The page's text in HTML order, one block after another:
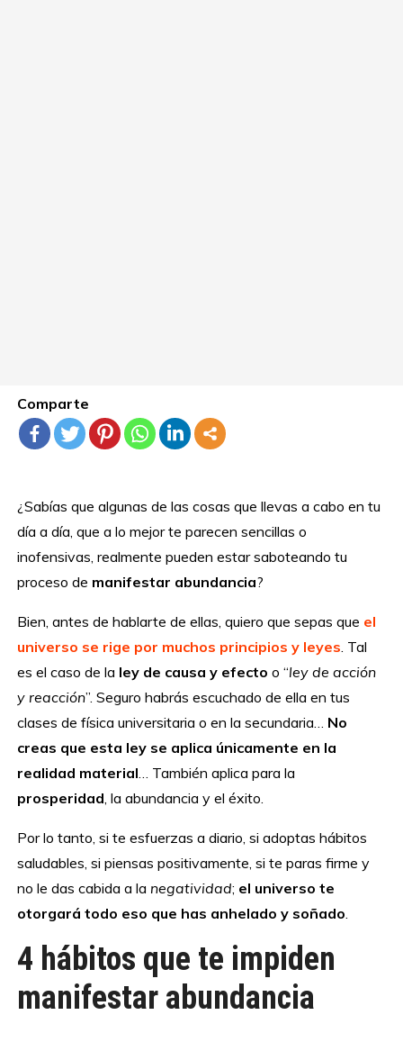
Comparte
¿Sabías que algunas de las cosas que llevas a cabo en tu
día a día, que a lo mejor te parecen sencillas o
inofensivas, realmente pueden estar saboteando tu
proceso de manifestar abundancia?
Bien, antes de hablarte de ellas, quiero que sepas que el
universo se rige por muchos principios y leyes . Tal
es el caso de la ley de causa y efecto o “ley de acción
y reacción”. Seguro habrás escuchado de ella en tus
clases de física universitaria o en la secundaria… No
creas que esta ley se aplica únicamente en la
realidad material … También aplica para la
prosperidad , la abundancia y el éxito.
Por lo tanto, si te esfuerzas a diario, si adoptas hábitos
saludables, si piensas positivamente, si te paras firme y
no le das cabida a la negatividad; el universo te
otorgará todo eso que has anhelado y soñado
4 hábitos que te impiden
manifestar abundancia